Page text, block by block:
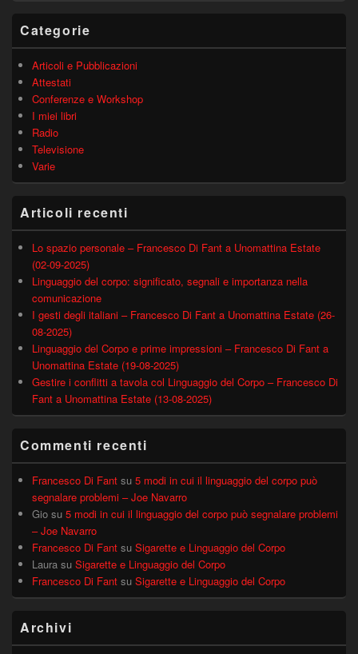
Categorie
Articoli e Pubblicazioni
Attestati
Conferenze e Workshop
I miei libri
Radio
Televisione
Varie
Articoli recenti
Lo spazio personale – Francesco Di Fant a Unomattina Estate
(02-09-2025)
Linguaggio del corpo: significato, segnali e importanza nella
comunicazione
I gesti degli italiani – Francesco Di Fant a Unomattina Estate (26-
08-2025)
Linguaggio del Corpo e prime impressioni – Francesco Di Fant a
Unomattina Estate (19-08-2025)
Gestire i conflitti a tavola col Linguaggio del Corpo – Francesco Di
Fant a Unomattina Estate (13-08-2025)
Commenti recenti
Francesco Di Fant su 5 modi in cui il linguaggio del corpo può
segnalare problemi – Joe Navarro
Gio su 5 modi in cui il linguaggio del corpo può segnalare problemi
– Joe Navarro
Francesco Di Fant su Sigarette e Linguaggio del Corpo
Laura su Sigarette e Linguaggio del Corpo
Francesco Di Fant su Sigarette e Linguaggio del Corpo
Archivi